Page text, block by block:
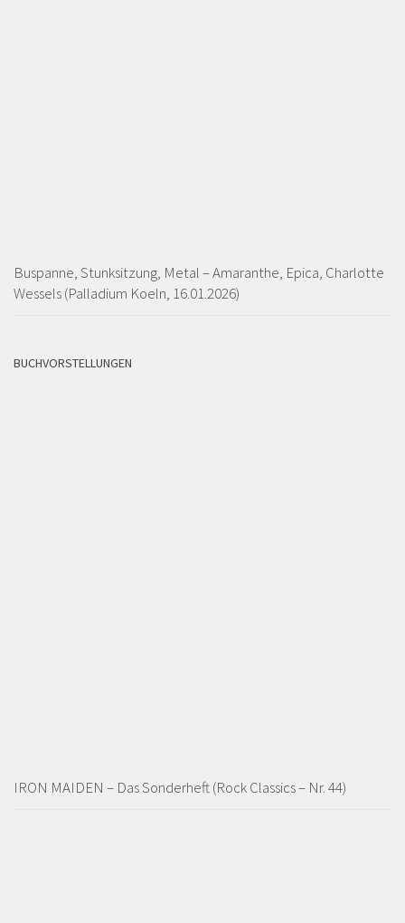
Buspanne, Stunksitzung, Metal – Amaranthe, Epica, Charlotte
Wessels (Palladium Koeln, 16.01.2026)
BUCHVORSTELLUNGEN
IRON MAIDEN – Das Sonderheft (Rock Classics – Nr. 44)